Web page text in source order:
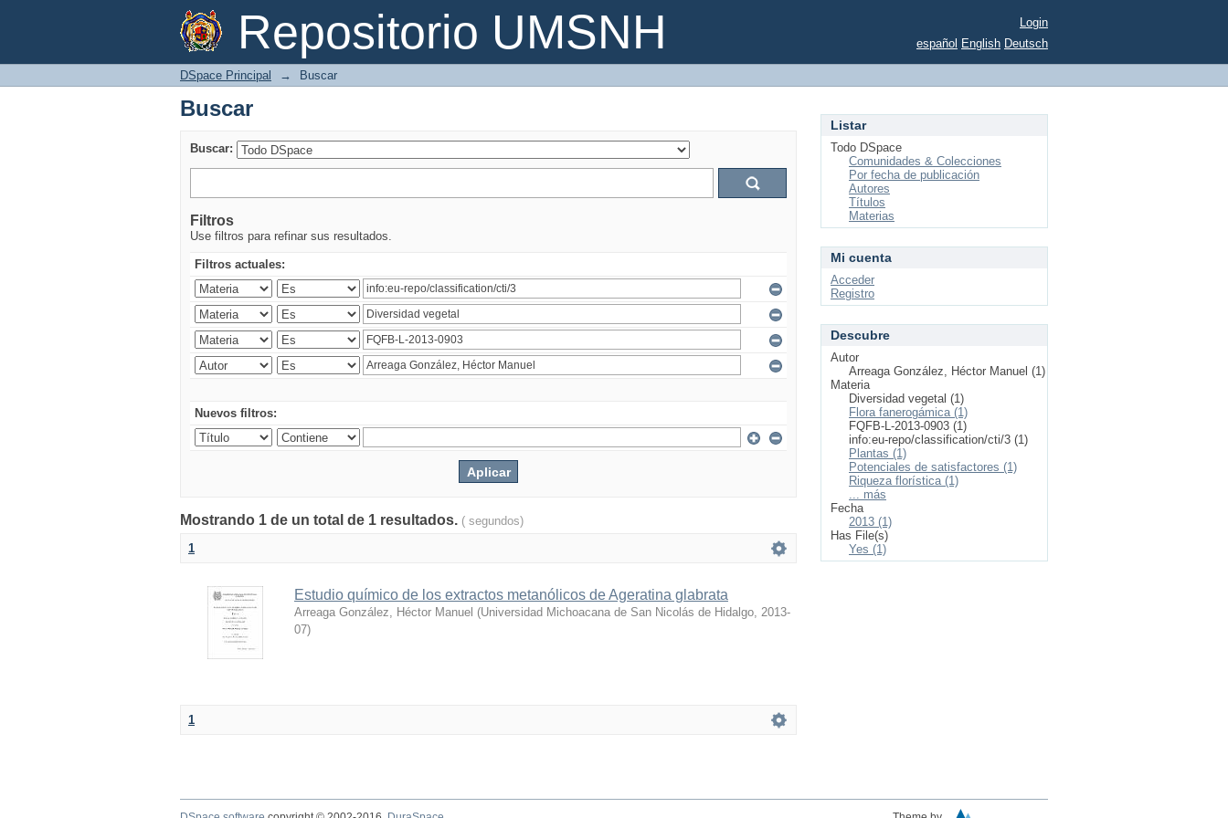
Repositorio UMSNH
Buscar
Login
español English Deutsch
DSpace Principal → Buscar
Buscar
Buscar:
Filtros
Use filtros para refinar sus resultados.
Filtros actuales:
Nuevos filtros:
Mostrando 1 de un total de 1 resultados. ( segundos)
1
Estudio químico de los extractos metanólicos de Ageratina glabrata
Arreaga González, Héctor Manuel (Universidad Michoacana de San Nicolás de Hidalgo, 2013-
07)
1
Listar
Todo DSpace
Comunidades & Colecciones
Por fecha de publicación
Autores
Títulos
Materias
Mi cuenta
Acceder
Registro
Descubre
Autor
Arreaga González, Héctor Manuel (1)
Materia
Diversidad vegetal (1)
Flora fanerogámica (1)
FQFB-L-2013-0903 (1)
info:eu-repo/classification/cti/3 (1)
Plantas (1)
Potenciales de satisfactores (1)
Riqueza florística (1)
... más
Fecha
2013 (1)
Has File(s)
Yes (1)